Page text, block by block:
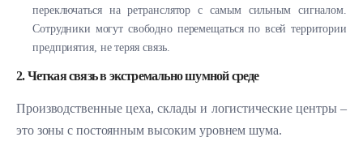
переключаться на ретранслятор с самым сильным сигналом.
Сотрудники могут свободно перемещаться по всей территории
предприятия, не теряя связь.
2. Четкая связь в экстремально шумной среде
Производственные цеха, склады и логистические центры –
это зоны с постоянным высоким уровнем шума.